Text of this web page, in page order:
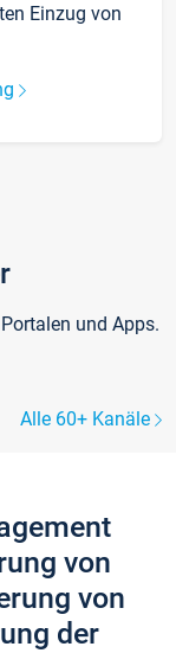
Einzug von
und Apps.
Alle 60+ Kanäle
von
von
der